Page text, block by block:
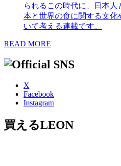
られるこの時代に、日本人
本と世界の食に関する文化
いて考える連載です。
READ MORE
X
Facebook
Instagram
買えるLEON